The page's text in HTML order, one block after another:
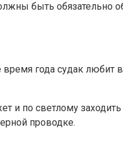
быть обязательно
года судак любит
по светлому заходить
проводке.